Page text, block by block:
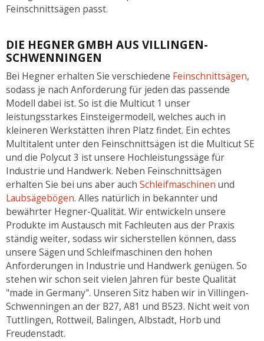
Feinschnittsägen passt.
DIE HEGNER GMBH AUS VILLINGEN-
SCHWENNINGEN
Bei Hegner erhalten Sie verschiedene Feinschnittsägen,
sodass je nach Anforderung für jeden das passende
Modell dabei ist. So ist die Multicut 1 unser
leistungsstarkes Einsteigermodell, welches auch in
kleineren Werkstätten ihren Platz findet. Ein echtes
Multitalent unter den Feinschnittsägen ist die Multicut SE
und die Polycut 3 ist unsere Hochleistungssäge für
Industrie und Handwerk. Neben Feinschnittsägen
erhalten Sie bei uns aber auch Schleifmaschinen und
Laubsägebögen. Alles natürlich in bekannter und
bewährter Hegner-Qualität. Wir entwickeln unsere
Produkte im Austausch mit Fachleuten aus der Praxis
ständig weiter, sodass wir sicherstellen können, dass
unsere Sägen und Schleifmaschinen den hohen
Anforderungen in Industrie und Handwerk genügen. So
stehen wir schon seit vielen Jahren für beste Qualität
"made in Germany". Unseren Sitz haben wir in Villingen-
Schwenningen an der B27, A81 und B523. Nicht weit von
Tuttlingen, Rottweil, Balingen, Albstadt, Horb und
Freudenstadt.